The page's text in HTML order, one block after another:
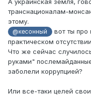
транснационалам-
этому.
@кесонный
вот ты про
практическом
Что же сейчас
руками"
заболели коррупцией?
Или все-таки целей